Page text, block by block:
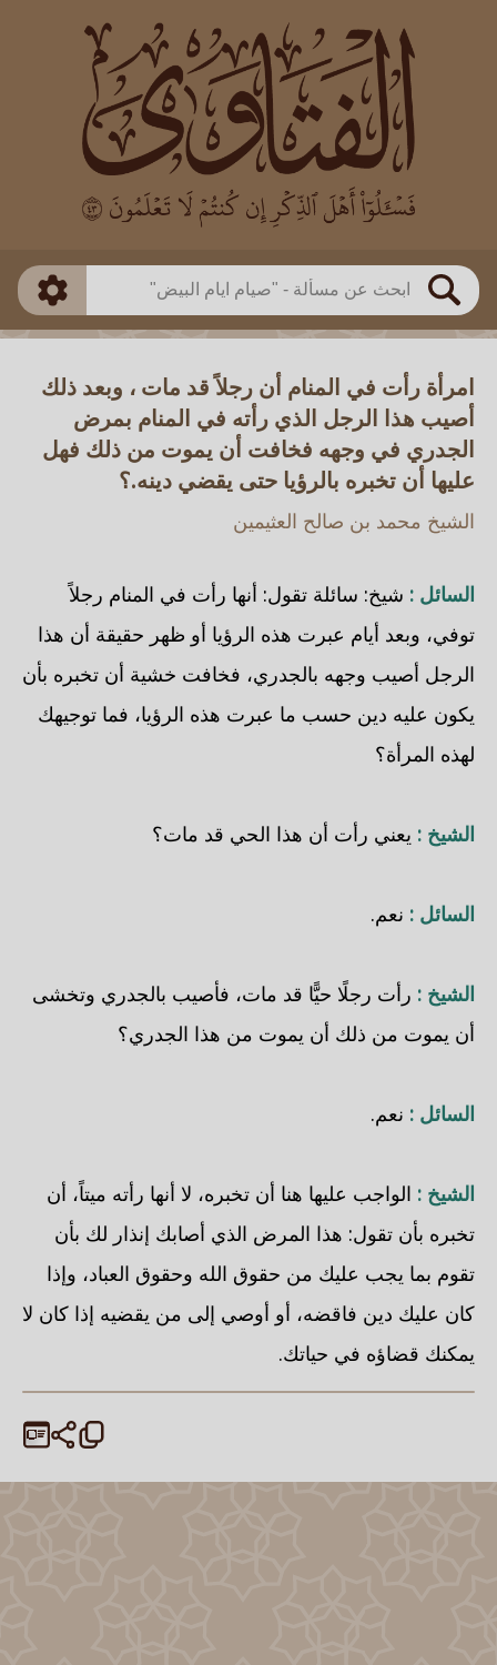
بحث
العالم
بن باز
بن العثيمين
اللجنة الدائمة
طريقة البحث
ذكي
امرأة رأت في المنام أن رجلاً قد مات ، وبعد ذلك
أصيب هذا الرجل الذي رأته في المنام بمرض
الجدري في وجهه فخافت أن يموت من ذلك فهل
عليها أن تخبره بالرؤيا حتى يقضي دينه.؟
الشيخ محمد بن صالح العثيمين
السائل : شيخ: سائلة تقول: أنها رأت في المنام رجلاً
توفي، وبعد أيام عبرت هذه الرؤيا أو ظهر حقيقة أن هذا
الرجل أصيب وجهه بالجدري، فخافت خشية أن تخبره بأن
يكون عليه دين حسب ما عبرت هذه الرؤيا، فما توجيهك
لهذه المرأة؟
الشيخ : يعني رأت أن هذا الحي قد مات؟
السائل : نعم.
الشيخ : رأت رجلًا حيًّا قد مات، فأصيب بالجدري وتخشى
أن يموت من ذلك أن يموت من هذا الجدري؟
السائل : نعم.
الشيخ : الواجب عليها هنا أن تخبره، لا أنها رأته ميتاً، أن
تخبره بأن تقول: هذا المرض الذي أصابك إنذار لك بأن
تقوم بما يجب عليك من حقوق الله وحقوق العباد، وإذا
كان عليك دين فاقضه، أو أوصي إلى من يقضيه إذا كان لا
يمكنك قضاؤه في حياتك.